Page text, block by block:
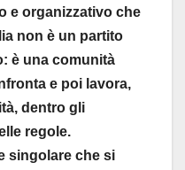
e organizzativo che
non è un partito
è una comunità
e poi lavora,
dentro gli
regole.
singolare che si